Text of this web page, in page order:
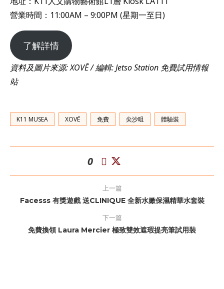
營業時間：11:00AM – 9:00PM (星期一至日)
了解詳情
資料及圖片來源: XOVĒ / 編輯: Jetso Station 免費試用情報
站
K11 MUSEA XOVĒ 免費 尖沙咀 體驗裝
0
上一篇
Facesss 有獎遊戲 送CLINIQUE 全新水嫩保濕精華水套裝
下一篇
免費換領 Laura Mercier 極致雙效遮瑕提亮筆試用裝